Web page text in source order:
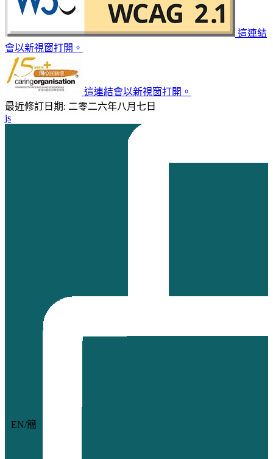
這連結
會以新視窗打開。
這連結會以新視窗打開。
最近修訂日期: 二零二六年八月七日
js
EN/簡